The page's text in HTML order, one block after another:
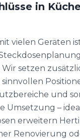
in
vielen Geräten
setzen
sinnvollen
und
Umsetzung –
erweitern
Renovierung